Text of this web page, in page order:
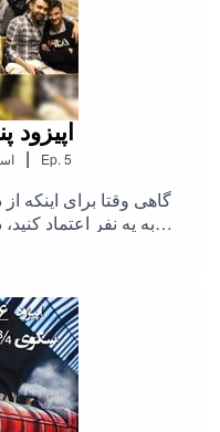
5.
۱۳۹۸ | Ep. 5
گاهی وقتا برای اینکه
به یه نفر اعتماد
جادو .برای حمایت از
صفحه حامی باش ما
فروشگاه فانتازیو
توییتر هری پاتر در